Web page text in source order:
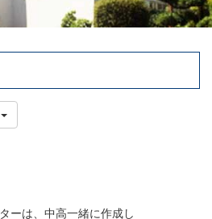
ーは、中高一緒に作成し